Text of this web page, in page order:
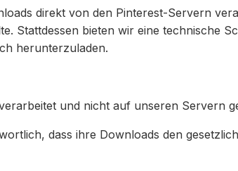
direkt von den Pinterest-Servern
Stattdessen bieten wir eine technische
herunterzuladen.
und nicht auf unseren Servern
dass ihre Downloads den